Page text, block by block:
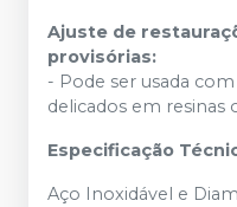
Ajuste de
provisórias:
- Pode ser usada
delicados em resinas
Especificação
Aço Inoxidável e